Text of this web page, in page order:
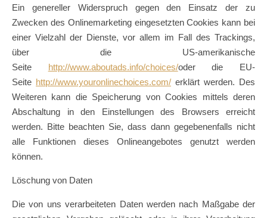
Ein genereller Widerspruch gegen den Einsatz der zu
Zwecken des Onlinemarketing eingesetzten Cookies kann bei
einer Vielzahl der Dienste, vor allem im Fall des Trackings,
über die US-amerikanische
Seite http://www.aboutads.info/choices/oder die EU-
Seite http://www.youronlinechoices.com/ erklärt werden. Des
Weiteren kann die Speicherung von Cookies mittels deren
Abschaltung in den Einstellungen des Browsers erreicht
werden. Bitte beachten Sie, dass dann gegebenenfalls nicht
alle Funktionen dieses Onlineangebotes genutzt werden
können.
Löschung von Daten
Die von uns verarbeiteten Daten werden nach Maßgabe der